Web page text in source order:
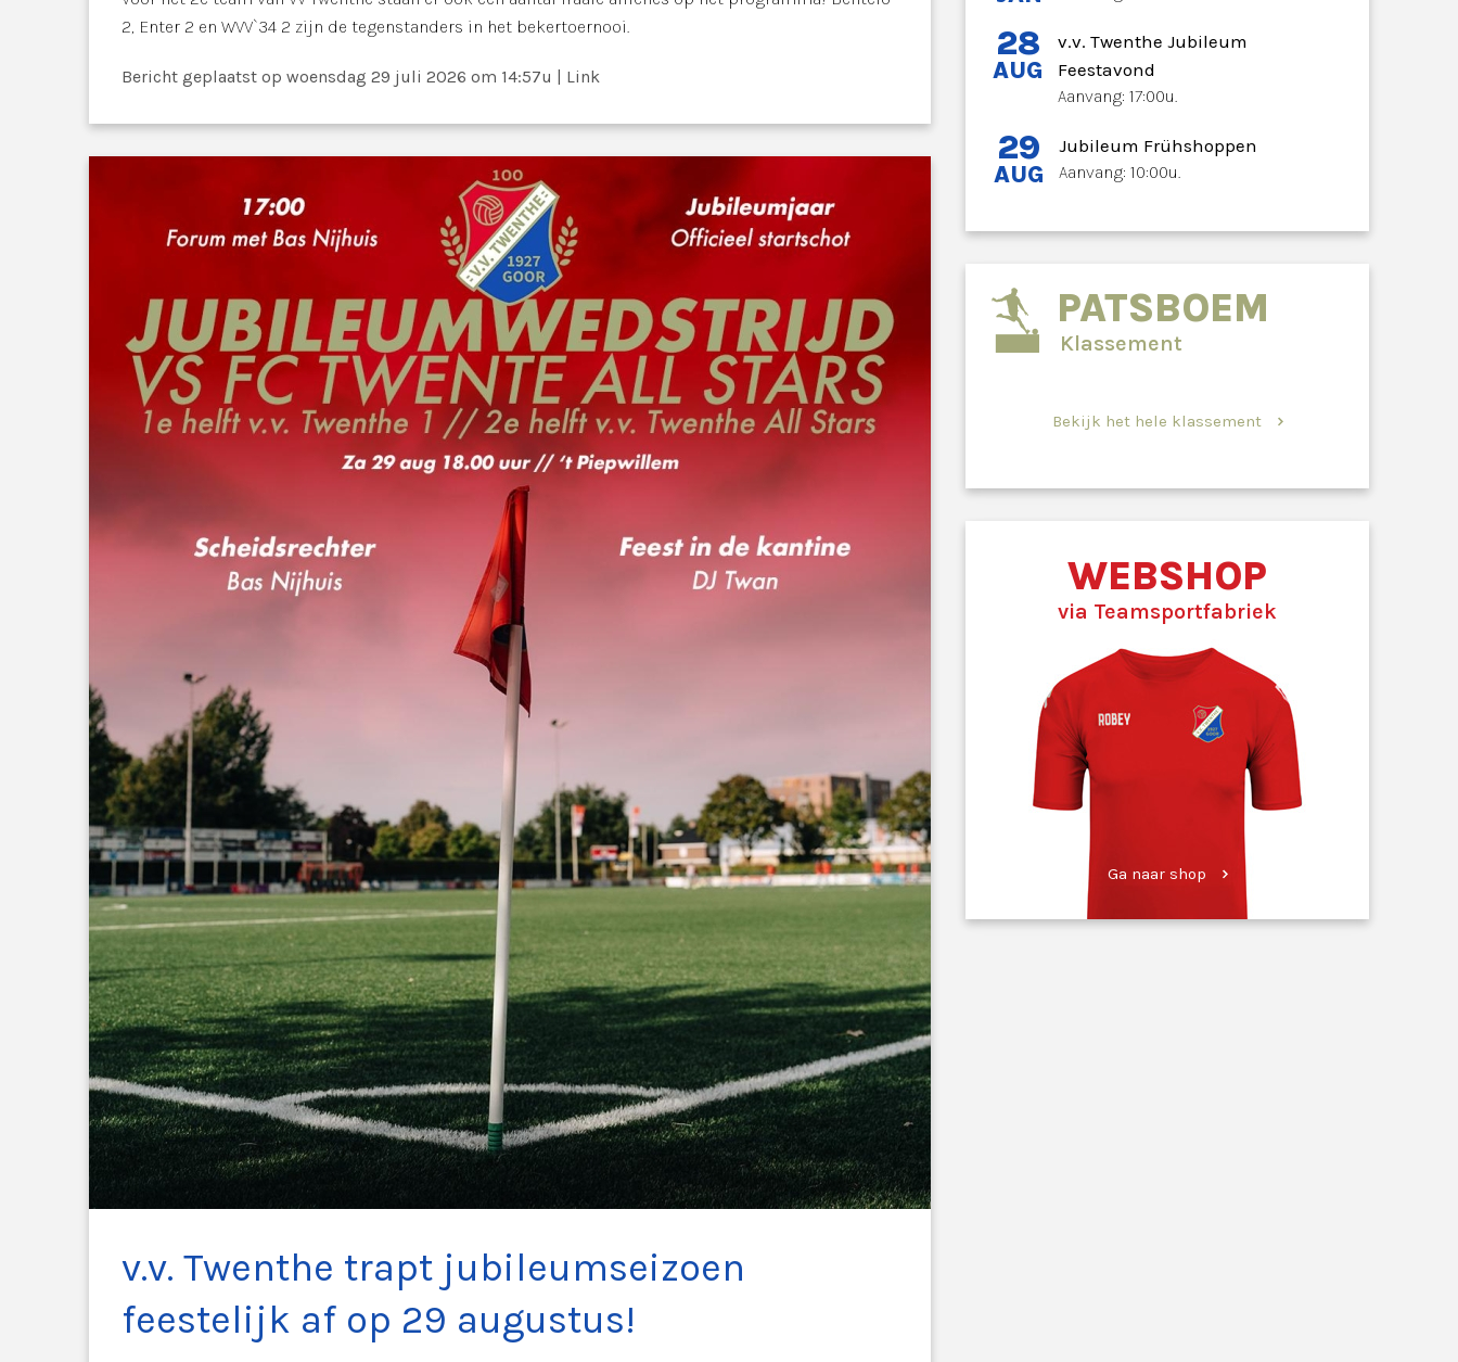
28
AUG
v.v. Twenthe Jubileum
Feestavond
Aanvang: 17:00u.
29
AUG
Jubileum Frühshoppen
Aanvang: 10:00u.
PATSBOEM
Klassement
Bekijk het hele klassement
WEBSHOP
via Teamsportfabriek
Ga naar shop
2, Enter 2 en WVV`34 2 zijn de tegenstanders in het bekertoernooi.
Bericht geplaatst op woensdag 29 juli 2026 om 14:57u | Link
v.v. Twenthe trapt jubileumseizoen
feestelijk af op 29 augustus!